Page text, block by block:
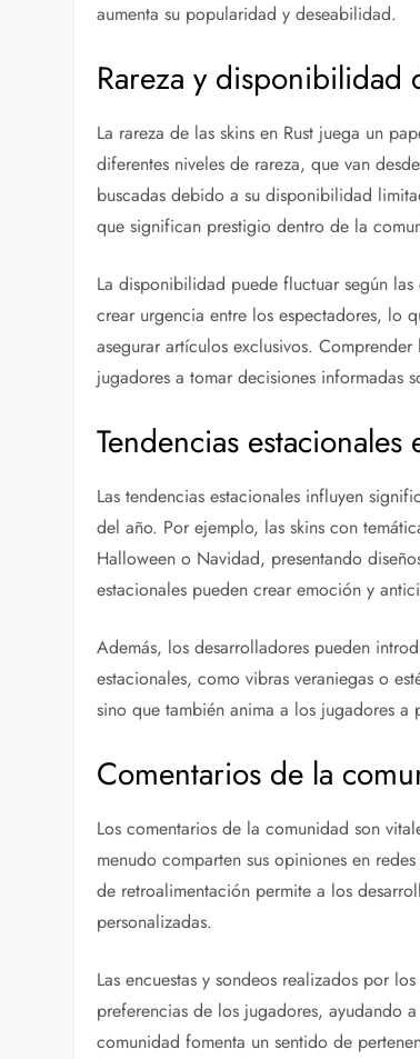
aumenta su popularidad y deseabilidad.
Rareza y disponibilidad
La rareza de las skins en Rust juega un
diferentes niveles de rareza, que van
buscadas debido a su disponibilidad
que significan prestigio dentro de la
La disponibilidad puede fluctuar según
crear urgencia entre los espectadores, lo
asegurar artículos exclusivos.
jugadores a tomar decisiones informadas
Tendencias
Las tendencias estacionales influyen
del año. Por ejemplo, las skins con
Halloween o Navidad, presentando
estacionales pueden crear emoción y
Además, los desarrolladores pueden
estacionales, como vibras veraniegas o
sino que también anima a los jugadores
Comentarios de la
Los comentarios de la comunidad son
menudo comparten sus opiniones en
de retroalimentación permite a los
personalizadas.
Las encuestas y sondeos realizados por
preferencias de los jugadores, ayudando
comunidad fomenta un sentido de